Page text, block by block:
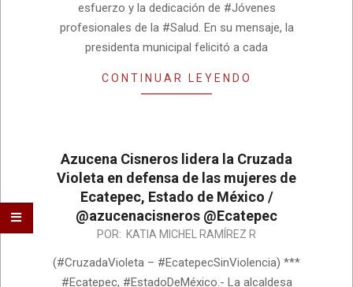
esfuerzo y la dedicación de #Jóvenes
profesionales de la #Salud. En su mensaje, la
presidenta municipal felicitó a cada
CONTINUAR LEYENDO
Azucena Cisneros lidera la Cruzada
Violeta en defensa de las mujeres de
Ecatepec, Estado de México /
@azucenacisneros @Ecatepec
08-
05
POR: KATIA MICHEL RAMÍREZ R
(#CruzadaVioleta – #EcatepecSinViolencia) ***
#Ecatepec, #EstadoDeMéxico.- La alcaldesa